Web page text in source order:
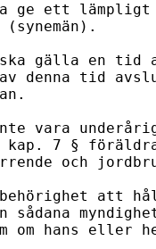
ge ett lämpligt
ska gälla en tid
denna tid
vara
7 §
och
behörighet att
om hans eller